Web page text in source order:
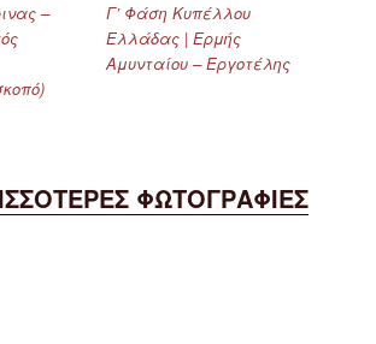
–
Γ’ Φάση Κυπέλλου
Ελλάδας | Ερμής
Αμυνταίου – Εργοτέλης
ΦΩΤΟΓΡΑΦΙΕΣ